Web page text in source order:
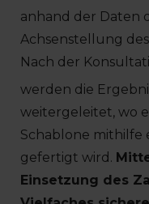
anhand der Daten
Achsenstellung
Nach der
werden die
weitergeleitet, wo
Schablone mithilfe
gefertigt wird.
Einsetzung des